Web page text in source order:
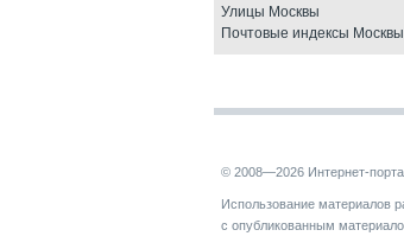
Улицы Москвы
Почтовые индексы Москвы
© 2008—2026 Интернет-
Использование материалов
с опубликованным